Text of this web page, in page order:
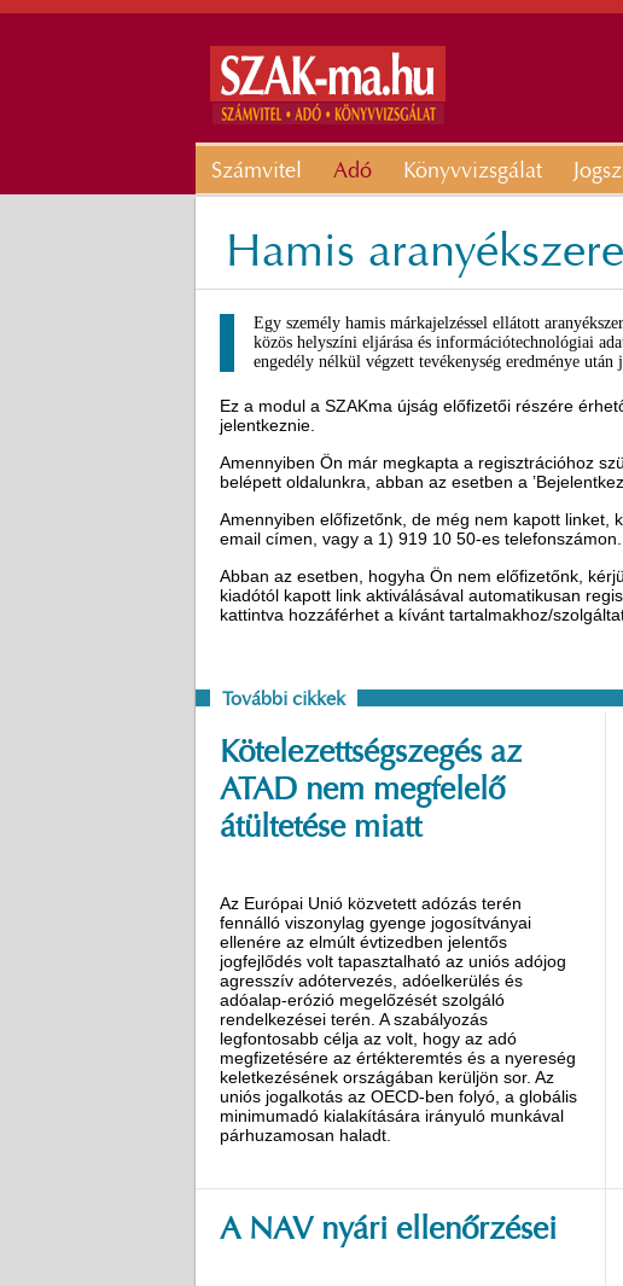
Számvitel Adó Könyvvizsgálat
Hamis
Egy személy hamis márkajelzéssel ellátott
közös helyszíni eljárása és információtechnológiai
engedély nélkül végzett tevékenység eredménye
Ez a modul a SZAKma újság előfizetői részére
jelentkeznie.
Amennyiben Ön már megkapta a regisztrációhoz
belépett oldalunkra, abban az esetben a
Amennyiben előfizetőnk, de még nem kapott linket,
email címen, vagy a 1) 919 10 50-es telefonszámon.
Abban az esetben, hogyha Ön nem előfizetőnk,
kiadótól kapott link aktiválásával automatikusan
kattintva hozzáférhet a kívánt tartalmakhoz/
További cikkek
Kötelezettségszegés az
ATAD nem megfelelő
átültetése miatt
Az Európai Unió közvetett adózás terén
fennálló viszonylag gyenge jogosítványai
ellenére az elmúlt évtizedben jelentős
jogfejlődés volt tapasztalható az uniós adójog
agresszív adótervezés, adóelkerülés és
adóalap-erózió megelőzését szolgáló
rendelkezései terén. A szabályozás
legfontosabb célja az volt, hogy az adó
megfizetésére az értékteremtés és a nyereség
keletkezésének országában kerüljön sor. Az
uniós jogalkotás az OECD-ben folyó, a globális
minimumadó kialakítására irányuló munkával
párhuzamosan haladt.
A NAV nyári ellenőrzései